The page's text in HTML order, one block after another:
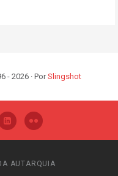
- 2026 · PorSlingshot
AUTARQUIA